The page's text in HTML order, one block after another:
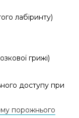
лабіринту)
грижі)
доступу при
порожнього